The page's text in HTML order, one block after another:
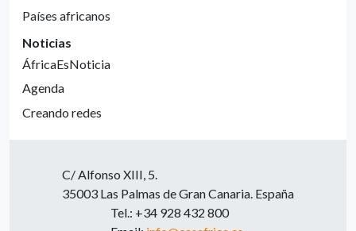
Países africanos
Noticias
ÁfricaEsNoticia
Agenda
Creando redes
C/ Alfonso XIII, 5.
35003 Las Palmas de Gran Canaria. España
Tel.: +34 928 432 800